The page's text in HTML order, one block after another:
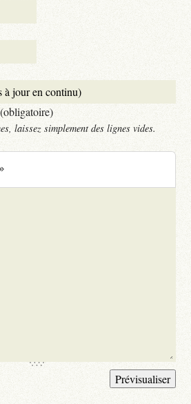
laissez simplement des lignes vides.